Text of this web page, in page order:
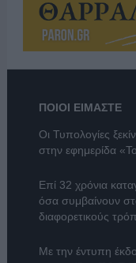
ΠΟΙΟΙ ΕΙΜΑΣΤΕ
Οι Τυπολογίες
στην εφημερίδα
Επί 32 χρόνια
όσα συμβαίνουν
διαφορετικούς
Με την έντυπη